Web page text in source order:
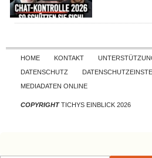
Skip
HOME KONTAKT
DATENSCHUTZ
MEDIADATEN ONLINE
COPYRIGHTTICHYS EINBLICK 2026